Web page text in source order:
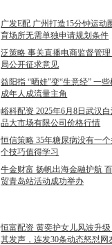
广发E配 广州打造15分钟运动
育场所无需单独申请规划条件
泛策略 事关直播电商监督管
局公开征求意见
益阳指 “晒娃”变“生意经” 一
成年人成流量主角
峪科配资 2025年6月8日武汉
品大市场有限公司价格行情
恒信策略 35年糖尿病没有一
个技巧值得学习
牛金财富 扬帆出海金融护航
贸青岛站活动成功举办
恒富配资 黄奕护女儿风波升
其发声，连发30条动态怒怼网